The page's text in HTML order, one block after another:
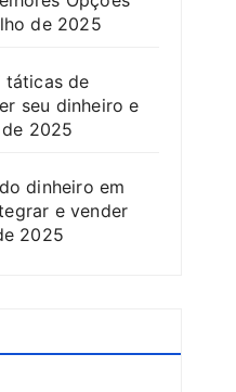
de 2025
táticas de
seu dinheiro e
2025
dinheiro em
e vender
2025